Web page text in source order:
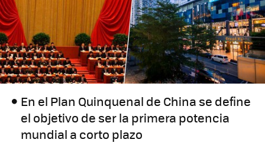
En el Plan Quinquenal de China se define
el objetivo de ser la primera potencia
mundial a corto plazo